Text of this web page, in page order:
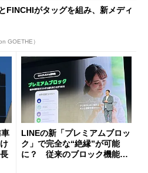
FINCHIがタッグを組み、新メディ
GOETHE）
LINEの新「プレミアムブロッ
ク」で完全な“絶縁”が可能
に？ 従来のブロック機能と